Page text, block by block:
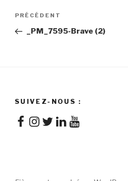
Navigation
l'article
Article
précédent
PRÉCÉDENT
_PM_7595-Brave (2)
SUIVEZ-NOUS :
Facebook
Instagram
TwitterLinkedInYouTube